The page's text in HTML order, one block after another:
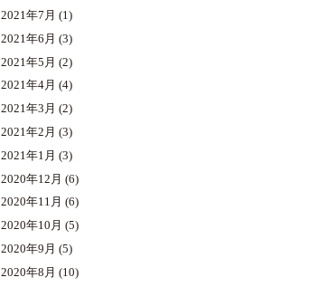
2021年7月 (1)
2021年6月 (3)
2021年5月 (2)
2021年4月 (4)
2021年3月 (2)
2021年2月 (3)
2021年1月 (3)
2020年12月 (6)
2020年11月 (6)
2020年10月 (5)
2020年9月 (5)
2020年8月 (10)